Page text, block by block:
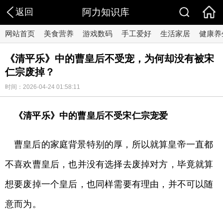
返回 阿力知识库
网站首页 美食营养 游戏数码 手工爱好 生活家居 健康养
《清平乐》中的曹皇后不受宠，为何却没有被宋
仁宗废掉？
时间：2026-04-24 01:58:11
《清平乐》中的曹皇后不受宋仁宗宠爱
曹皇后的家庭背景特别的厚，所以就算皇帝一直都
不喜欢曹皇后，也并没有选择去废掉对方，毕竟就算
想要废掉一个皇后，也同样需要有理由，并不可以随
意而为。